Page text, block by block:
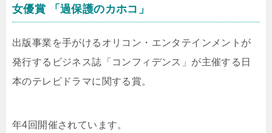
女優賞 「過保護のカホコ」
出版事業を手がけるオリコン・エンタテインメントが
発行するビジネス誌「コンフィデンス」が主催する日
本のテレビドラマに関する賞。
年4回開催されています。